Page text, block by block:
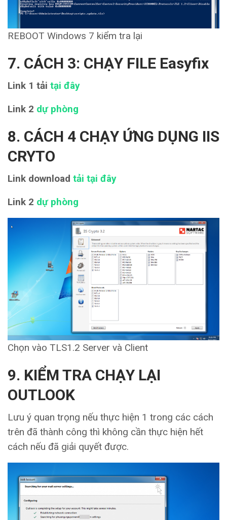
REBOOT Windows 7 kiểm tra lại
7. CÁCH 3: CHẠY FILE Easyfix
Link 1 tải tại đây
Link 2 dự phòng
8. CÁCH 4 CHẠY ỨNG DỤNG IIS
CRYTO
Link download tải tại đây
Link 2 dự phòng
Chọn vào TLS1.2 Server và Client
9. KIỂM TRA CHẠY LẠI
OUTLOOK
Lưu ý quan trọng nếu thực hiện 1 trong các cách
trên đã thành công thì không cần thực hiện hết
cách nếu đã giải quyết được.